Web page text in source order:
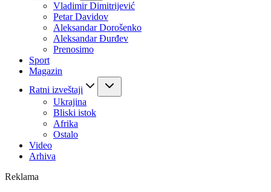
Vladimir Dimitrijević
Petar Davidov
Aleksandar Dorošenko
Aleksandar Đurđev
Prenosimo
Sport
Magazin
Ratni izveštaji
Ukrajina
Bliski istok
Afrika
Ostalo
Video
Arhiva
Reklama